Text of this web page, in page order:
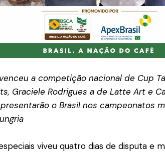
a competição nacional de Cup
Graciele Rodrigues a de Latte Art e
o Brasil nos campeonatos
viveu quatro dias de disputa e